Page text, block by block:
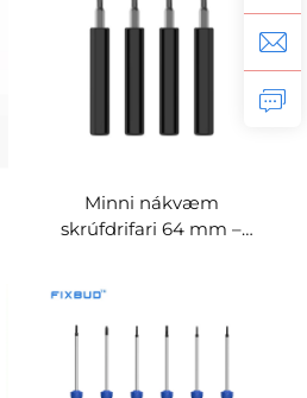
Minni nákvæm
skrúfdrifari 64 mm –